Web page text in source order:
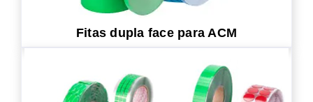
Fitas dupla face para ACM